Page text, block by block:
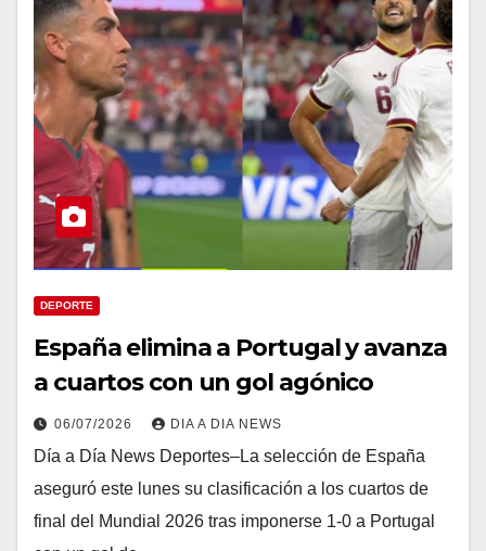
DEPORTE
España elimina a Portugal y avanza
a cuartos con un gol agónico
06/07/2026 DIA A DIA NEWS
Día a Día News Deportes–La selección de España
aseguró este lunes su clasificación a los cuartos de
final del Mundial 2026 tras imponerse 1-0 a Portugal